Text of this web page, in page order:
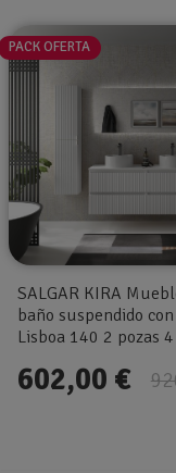
PACK OFERTA
SALGAR KIRA
baño suspendido
Lisboa 140 2 pozas
602,00 €